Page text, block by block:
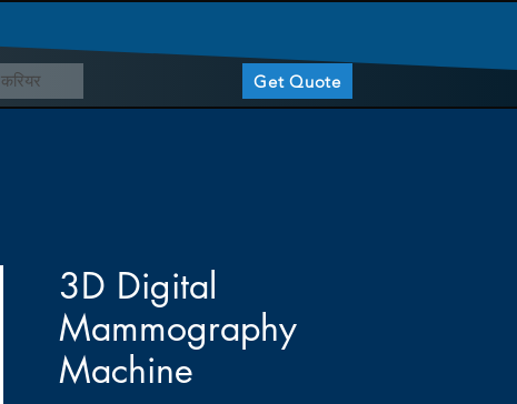
करियर Get Quote
3D Digital
Mammography
Machine